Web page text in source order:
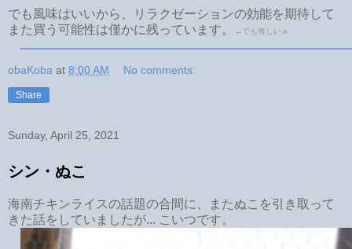
でも風味はいいから、リラクゼーションの効能を期待して
また買う可能性は僅かに残っています。
←でも悔しいｗ
obaKoba at 8:00 AM No comments:
Share
Sunday, April 25, 2021
シン・ぬこ
海南チキンライスの話題の合間に、またぬこを引き取って
きた話をしていましたが... こいつです。